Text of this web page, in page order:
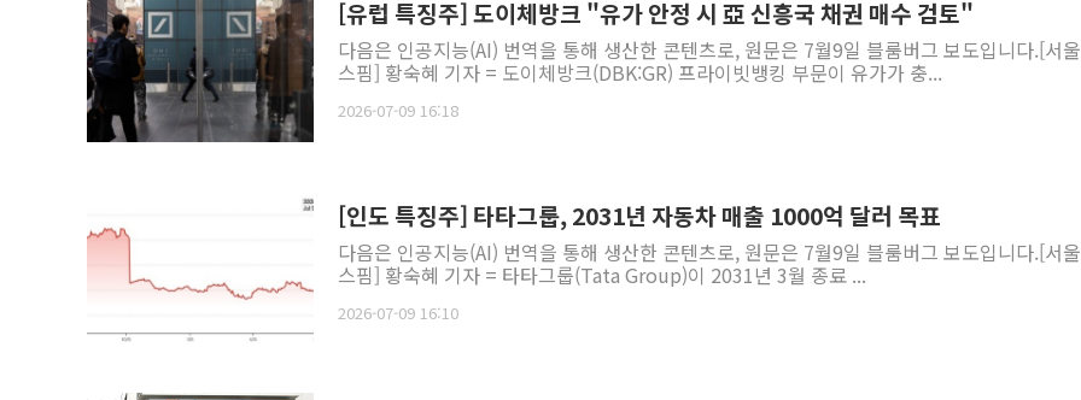
[유럽 특징주] 도이체방크 "유가 안정 시 亞 신흥국 채권 매수 검토"
다음은 인공지능(AI) 번역을 통해 생산한 콘텐츠로, 원문은 7월9일 블룸버그 보도입니다.[서
스핌] 황숙혜 기자 = 도이체방크(DBK:GR) 프라이빗뱅킹 부문이 유가가 충...
2026-07-09 16:18
[인도 특징주] 타타그룹, 2031년 자동차 매출 1000억 달러 목표
다음은 인공지능(AI) 번역을 통해 생산한 콘텐츠로, 원문은 7월9일 블룸버그 보도입니다.[서
스핌] 황숙혜 기자 = 타타그룹(Tata Group)이 2031년 3월 종료 ...
2026-07-09 16:10